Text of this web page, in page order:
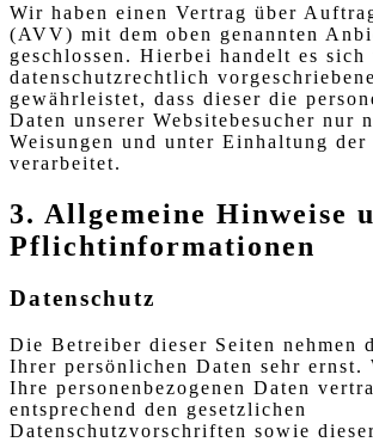
Wir haben einen Vertrag über
(AVV) mit dem oben genannten
geschlossen. Hierbei handelt es sich
datenschutzrechtlich
gewährleistet, dass dieser die
Daten unserer Websitebesucher nur
Weisungen und unter Einhaltung der
verarbeitet.
3. Allgemeine Hinweise
Pflicht­informationen
Datenschutz
Die Betreiber dieser Seiten nehmen
Ihrer persönlichen Daten sehr ernst.
Ihre personenbezogenen Daten
entsprechend den gesetzlichen
Datenschutzvorschriften sowie